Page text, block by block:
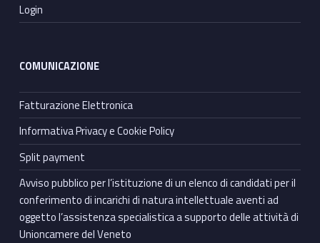
Login
COMUNICAZIONE
Fatturazione Elettronica
Informativa Privacy e Cookie Policy
Split payment
Avviso pubblico per l’istituzione di un elenco di candidati per il
conferimento di incarichi di natura intellettuale aventi ad
oggetto l’assistenza specialistica a supporto delle attività di
Unioncamere del Veneto